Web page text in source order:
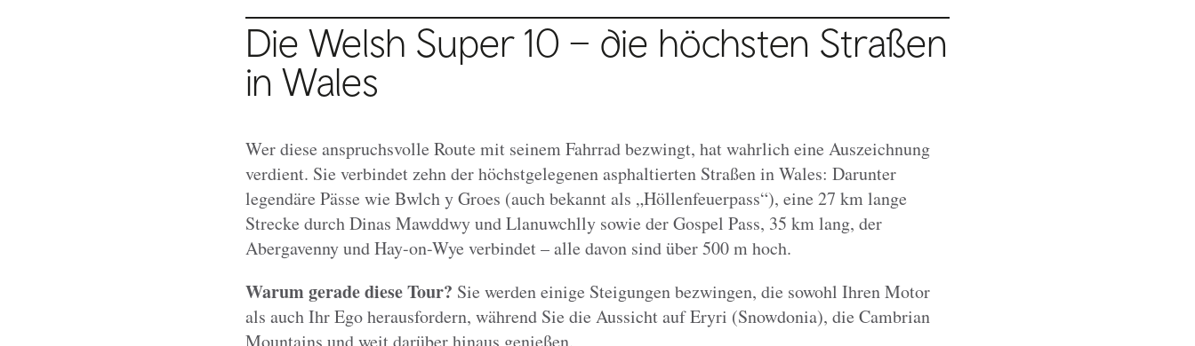
Die Welsh Super 10 – die höchsten Straßen
in Wales
Wer diese anspruchsvolle Route mit seinem Fahrrad bezwingt, hat wahrlich eine Auszeichnung
verdient. Sie verbindet zehn der höchstgelegenen asphaltierten Straßen in Wales: Darunter
legendäre Pässe wie Bwlch y Groes (auch bekannt als „Höllenfeuerpass“), eine 27 km lange
Strecke durch Dinas Mawddwy und Llanuwchlly sowie der Gospel Pass, 35 km lang, der
Abergavenny und Hay-on-Wye verbindet – alle davon sind über 500 m hoch.
Warum gerade diese Tour? Sie werden einige Steigungen bezwingen, die sowohl Ihren Motor
als auch Ihr Ego herausfordern, während Sie die Aussicht auf Eryri (Snowdonia), die Cambrian